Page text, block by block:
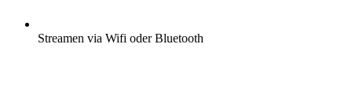
Streamen via Wifi oder Bluetooth